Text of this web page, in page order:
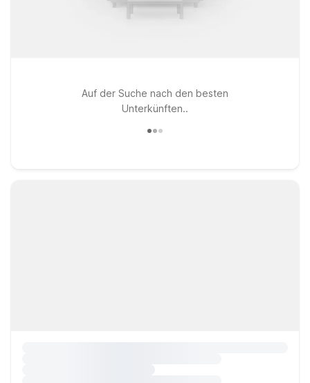
Auf der Suche nach den besten
Unterkünften..